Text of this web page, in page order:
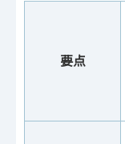
要点